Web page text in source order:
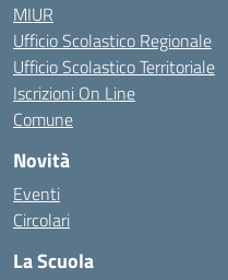
MIUR
Ufficio Scolastico Regionale
Ufficio Scolastico Territoriale
Iscrizioni On Line
Comune
Novità
Eventi
Circolari
La Scuola